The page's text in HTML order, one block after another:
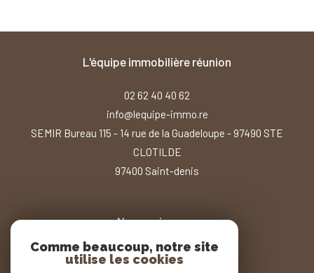
l'équipe immobilière réunion
02 62 40 40 62
info@lequipe-immo.re
SEMIR Bureau 115 - 14 rue de la Guadeloupe - 97490 STE
CLOTILDE
97400
saint-denis
Nous suivre sur
Comme beaucoup, notre site
utilise les cookies